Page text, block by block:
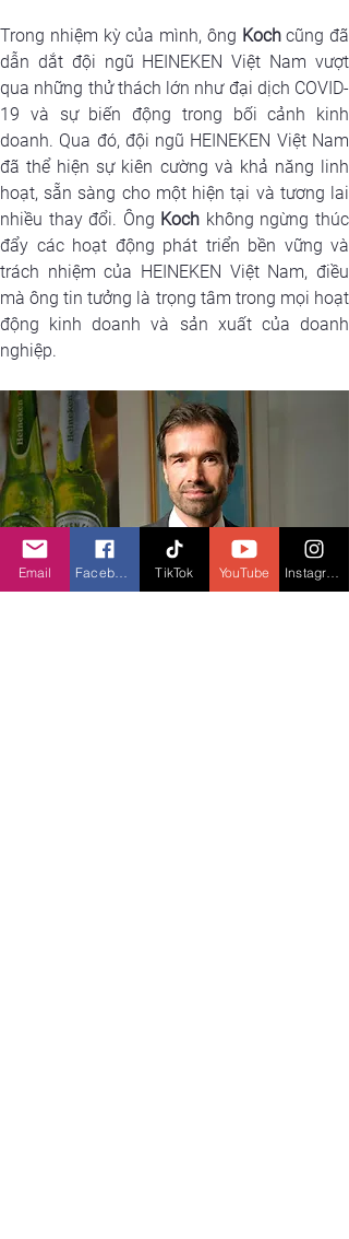
Trong nhiệm kỳ của mình, ông Koch cũng đã
dẫn dắt đội ngũ HEINEKEN Việt Nam vượt
qua những thử thách lớn như đại dịch COVID-
19 và sự biến động trong bối cảnh kinh
doanh. Qua đó, đội ngũ HEINEKEN Việt Nam
đã thể hiện sự kiên cường và khả năng linh
hoạt, sẵn sàng cho một hiện tại và tương lai
nhiều thay đổi. Ông Koch không ngừng thúc
đẩy các hoạt động phát triển bền vững và
trách nhiệm của HEINEKEN Việt Nam, điều
mà ông tin tưởng là trọng tâm trong mọi hoạt
động kinh doanh và sản xuất của doanh
nghiệp.
Email TikTok YouTube